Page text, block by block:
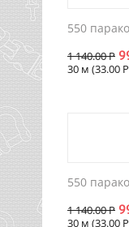
550
1 140.00Р
30 м (33.00 Р
550
1 140.00Р
30 м (33.00 Р